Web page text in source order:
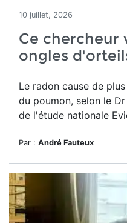
10 juillet, 2026
Ce chercheur
ongles
Le radon cause de
du poumon, selon le
de l'étude nationale
Par : André Fauteux